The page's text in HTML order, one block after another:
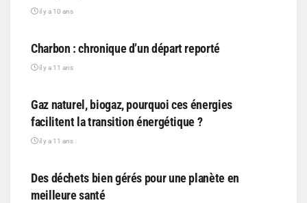
il y a 10 ans
Charbon : chronique d’un départ reporté
il y a 11 ans
Gaz naturel, biogaz, pourquoi ces énergies
facilitent la transition énergétique ?
il y a 11 ans
Des déchets bien gérés pour une planète en
meilleure santé